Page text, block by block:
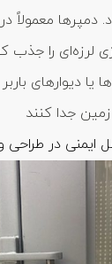
دمپرها معمولاً
را جذب
یا دیوارهای
جدا کنند